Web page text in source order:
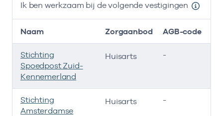
Ik ben werkzaam bij de volgende vestigingen
Naam Zorgaanbod AGB-code
Stichting
Spoedpost Zuid-
Kennemerland
Huisarts -
Stichting
Amsterdamse
Huisarts -